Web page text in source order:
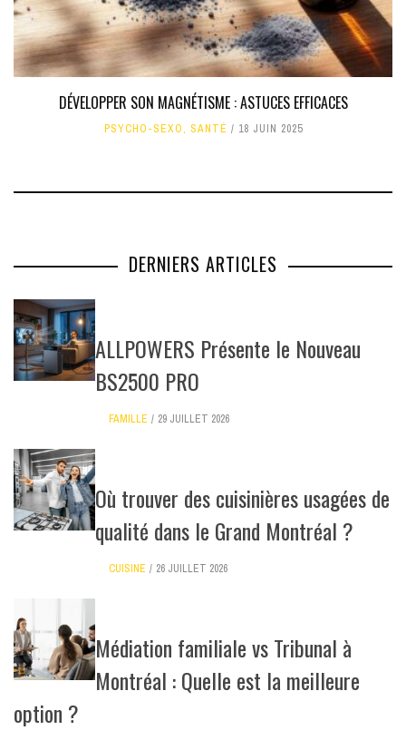
DÉVELOPPER SON MAGNÉTISME : ASTUCES EFFICACES
PSYCHO-SEXO, SANTÉ 18 JUIN 2025
DERNIERS ARTICLES
ALLPOWERS Présente le Nouveau
BS2500 PRO
FAMILLE 29 JUILLET 2026
Où trouver des cuisinières usagées de
qualité dans le Grand Montréal ?
CUISINE 26 JUILLET 2026
Médiation familiale vs Tribunal à
Montréal : Quelle est la meilleure
option ?